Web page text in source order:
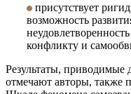
присутствует
возможность
конфликту и
Результаты, приводимые
отмечают авторы, также